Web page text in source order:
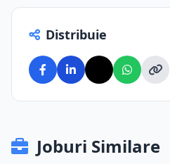
Distribuie
Joburi Similare